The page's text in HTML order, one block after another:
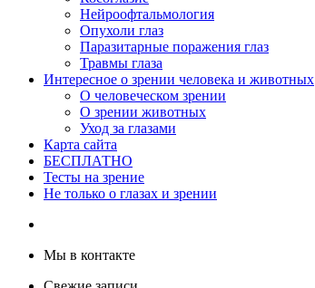
Нейроофтальмология
Опухоли глаз
Паразитарные поражения глаз
Травмы глаза
Интересное о зрении человека и животных
О человеческом зрении
О зрении животных
Уход за глазами
Карта сайта
БЕСПЛАТНО
Тесты на зрение
Не только о глазах и зрении
Мы в контакте